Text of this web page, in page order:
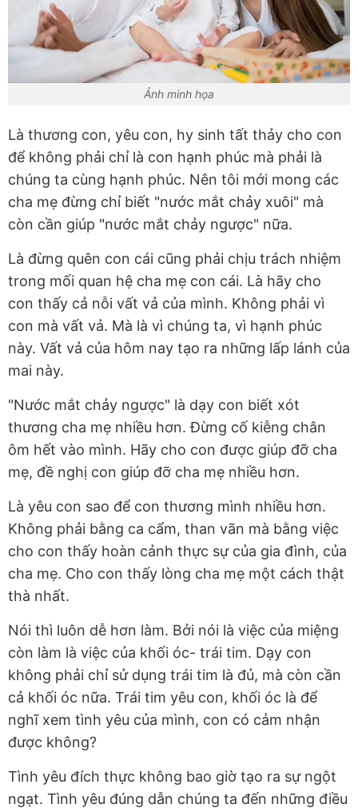
Ảnh minh họa
Là thương con, yêu con, hy sinh tất thảy cho con
để không phải chỉ là con hạnh phúc mà phải là
chúng ta cùng hạnh phúc. Nên tôi mới mong các
cha mẹ đừng chỉ biết "nước mắt chảy xuôi" mà
còn cần giúp "nước mắt chảy ngược" nữa.
Là đừng quên con cái cũng phải chịu trách nhiệm
trong mối quan hệ cha mẹ con cái. Là hãy cho
con thấy cả nỗi vất vả của mình. Không phải vì
con mà vất vả. Mà là vì chúng ta, vì hạnh phúc
này. Vất vả của hôm nay tạo ra những lấp lánh của
mai này.
"Nước mắt chảy ngược" là dạy con biết xót
thương cha mẹ nhiều hơn. Đừng cố kiễng chân
ôm hết vào mình. Hãy cho con được giúp đỡ cha
mẹ, đề nghị con giúp đỡ cha mẹ nhiều hơn.
Là yêu con sao để con thương mình nhiều hơn.
Không phải bằng ca cẩm, than vãn mà bằng việc
cho con thấy hoàn cảnh thực sự của gia đình, của
cha mẹ. Cho con thấy lòng cha mẹ một cách thật
thà nhất.
Nói thì luôn dễ hơn làm. Bởi nói là việc của miệng
còn làm là việc của khối óc- trái tim. Dạy con
không phải chỉ sử dụng trái tim là đủ, mà còn cần
cả khối óc nữa. Trái tim yêu con, khối óc là để
nghĩ xem tình yêu của mình, con có cảm nhận
được không?
Tình yêu đích thực không bao giờ tạo ra sự ngột
ngạt. Tình yêu đúng dẫn chúng ta đến những điều